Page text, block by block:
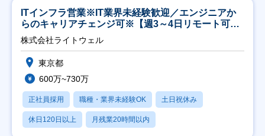
ITインフラ営業※IT業界未経験歓迎／エンジニアか
らのキャリアチェンジ可※【週3～4日リモート可
能】
株式会社ライトウェル
東京都
600万~730万
正社員採用 職種・業界未経験OK 土日祝休み
休日120日以上 月残業20時間以内